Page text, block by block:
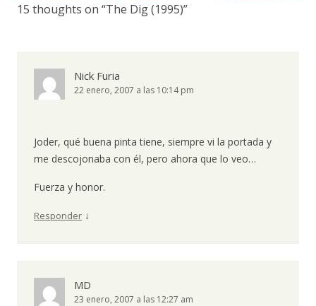
15 thoughts on “The Dig (1995)”
Nick Furia
22 enero, 2007 a las 10:14 pm
Joder, qué buena pinta tiene, siempre vi la portada y
me descojonaba con él, pero ahora que lo veo…
Fuerza y honor.
Responder ↓
MD
23 enero, 2007 a las 12:27 am